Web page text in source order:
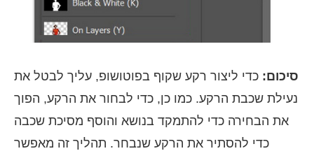
סיכום: כדי ליצור רקע שקוף בפוטושופ, עליך לבטל את
נעילת שכבת הרקע. כמו כן, כדי לבחור את הרקע, הפוך
את הבחירה כדי להתמקד בנושא והוסף מסיכת שכבה
כדי להסתיר את הרקע שנבחר. תהליך זה מאפשר